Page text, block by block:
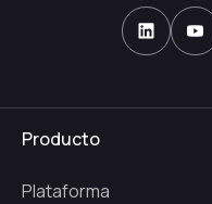
Producto
Plataforma